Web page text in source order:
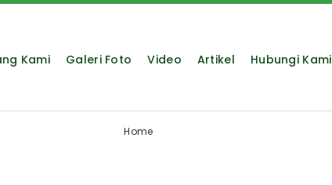
Kami Galeri Foto Video Artikel Hubungi Kami
Home